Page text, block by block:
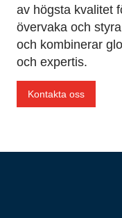
av högsta kvalitet
övervaka och
och kombinerar
och expertis.
Kontakta oss